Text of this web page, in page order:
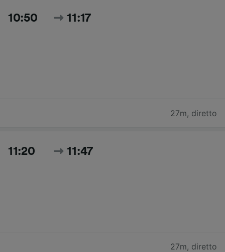
10:50 11:17
27m, diretto
11:20 11:47
27m, diretto